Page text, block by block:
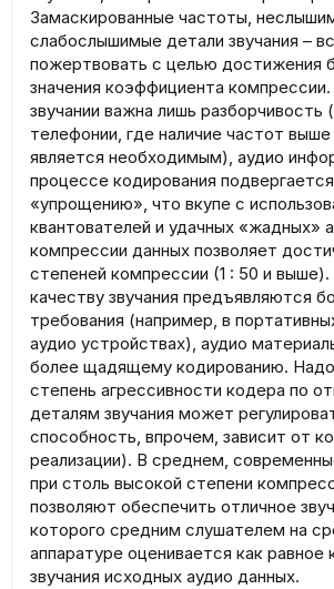
Замаскированные частоты,
слабослышимые детали звучания –
пожертвовать с целью достижения
значения коэффициента
звучании важна лишь разборчивость
телефонии, где наличие частот
является необходимым), аудио
процессе кодирования
«упрощению», что вкупе с
квантователей и удачных «жадных»
компрессии данных позволяет
степеней компрессии (1 : 50 и
качеству звучания предъявляются
требования (например, в
аудио устройствах), аудио
более щадящему кодированию.
степень агрессивности кодера по
деталям звучания может
способность, впрочем, зависит от
реализации). В среднем,
при столь высокой степени
позволяют обеспечить отличное
которого средним слушателем на
аппаратуре оценивается как равное
звучания исходных аудио данных.